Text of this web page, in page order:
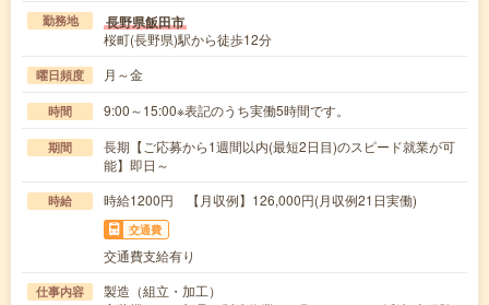
勤務地 長野県飯田市
桜町(長野県)駅から徒歩12分
曜日頻度 月～金
時間 9:00～15:00※表記のうち実働5時間です。
期間
長期【ご応募から1週間以内(最短2日目)のスピード就業が可
能】即日～
時給 時給1200円 【月収例】126,000円(月収例21日実働)
交通費
交通費支給有り
仕事内容
製造（組立・加工）